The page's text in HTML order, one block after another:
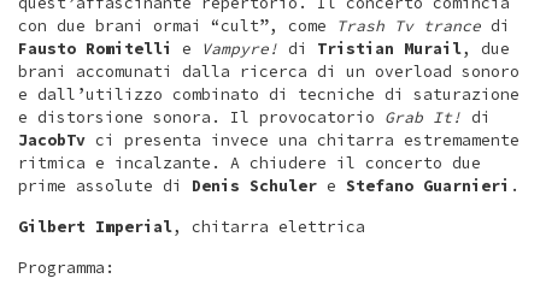
con due brani ormai “cult”, come
Trash Tv trance di
Fausto Romitelli
e Vampyre! di Tristian Murail, due
brani accomunati dalla ricerca di un overload sonoro
e dall’utilizzo combinato di tecniche di saturazione
e distorsione sonora. Il provocatorio Grab It! di
JacobTv ci presenta invece una chitarra estremamente
ritmica e incalzante. A chiudere il concerto due
prime assolute di Denis Schuler e Stefano Guarnieri .
Gilbert Imperial, chitarra elettrica
Programma: